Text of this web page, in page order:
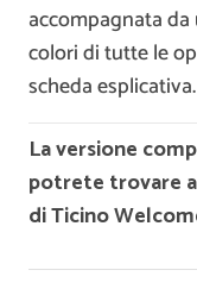
accompagnata
colori di tutte le
scheda esplicativa.
La versione
potrete trovare
di Ticino